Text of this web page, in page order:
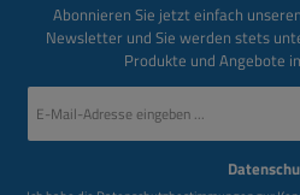
Abonnieren Sie jetzt einfach
Newsletter und Sie werden stets
Produkte und Angebote
Mail-